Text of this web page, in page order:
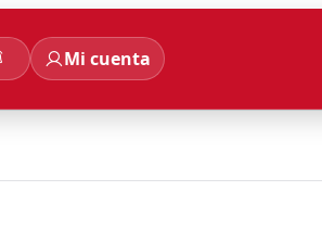
Mi cuenta